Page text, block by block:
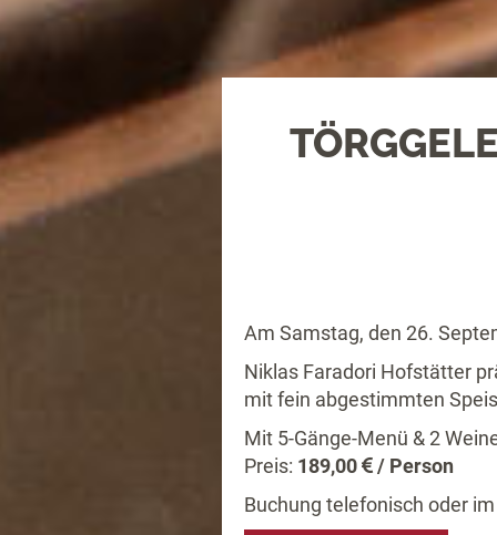
Am Samstag, den 26.
Niklas Faradori Hofstätter
mit fein abgestimmten
Mit 5-Gänge-Menü & 2
Preis: 189,00
/ Person
Buchung telefonisch oder